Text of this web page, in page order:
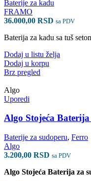
Baterije za kadu
FRAMO
36.000,00 RSD sa PDV
Baterija za kadu sa tuš
Dodaj u listu želja
Dodaj u korpu
Brz pregled
Algo
Uporedi
Algo Stojeća
Baterije za sudoperu, Ferro
Algo
3.200,00 RSD sa PDV
Algo Stojeća Baterija za